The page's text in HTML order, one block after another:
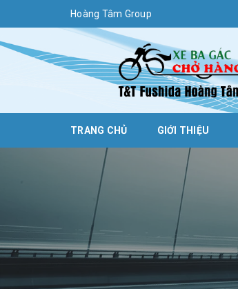
Hoàng Tâm Group
TRANG CHỦ GIỚI THIỆU